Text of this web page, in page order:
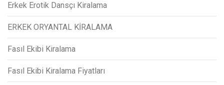
Erkek Erotik Dansçı Kiralama
ERKEK ORYANTAL KİRALAMA
Fasıl Ekibi Kiralama
Fasıl Ekibi Kiralama Fiyatları